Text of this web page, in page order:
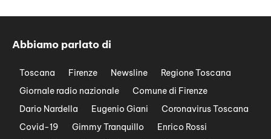
Abbiamo parlato di
Toscana Firenze Newsline
Regione Toscana
Giornale radio nazionale
Comune di Firenze
Dario Nardella
Eugenio Giani
Coronavirus Toscana
Covid-19
Gimmy Tranquillo
Enrico Rossi